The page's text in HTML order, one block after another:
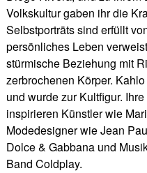
Volkskultur gaben ihr die
Selbstporträts sind erfüllt
persönliches Leben
stürmische Beziehung mit
zerbrochenen Körper.
und wurde zur Kultfigur.
inspirieren Künstler wie
Modedesigner wie Jean
Dolce & Gabbana und
Band Coldplay.